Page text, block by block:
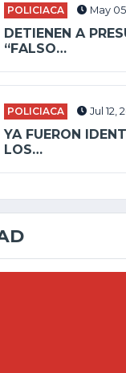
POLICIACA May
DETIENEN A
“FALSO…
POLICIACA Jul 12,
YA FUERON
LOS…